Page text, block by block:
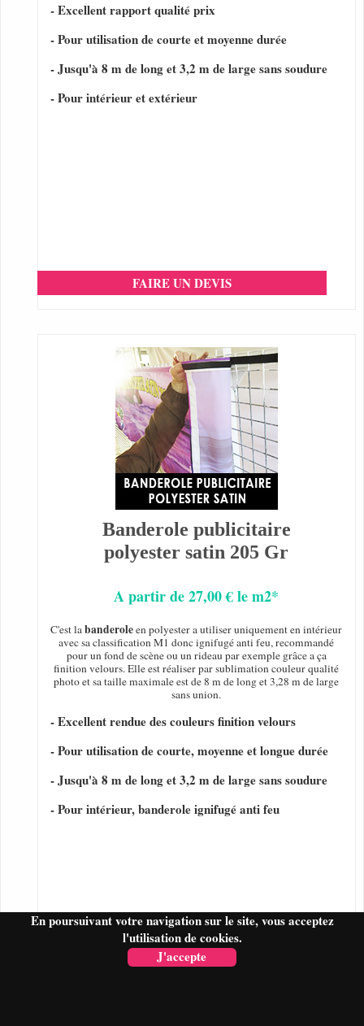
En poursuivant votre navigation sur le site, vous acceptez
l'utilisation de cookies.
J'accepte
- Excellent rapport qualité prix
- Pour utilisation de courte et moyenne durée
- Jusqu'à 8 m de long et 3,2 m de large sans soudure
- Pour intérieur et extérieur
FAIRE UN DEVIS
Banderole publicitaire
polyester satin 205 Gr
A partir de 27,00 € le m2*
C'est labanderoleen polyester a utiliser uniquement en intérieur
avec sa classification M1 donc ignifugé anti feu, recommandé
pour un fond de scène ou un rideau par exemple grâce a ça
finition velours. Elle est réaliser par sublimation couleur qualité
photo et sa taille maximale est de 8 m de long et 3,28 m de large
sans union.
- Excellent rendue des couleurs finition velours
- Pour utilisation de courte, moyenne et longue durée
- Jusqu'à 8 m de long et 3,2 m de large sans soudure
- Pour intérieur, banderole ignifugé anti feu